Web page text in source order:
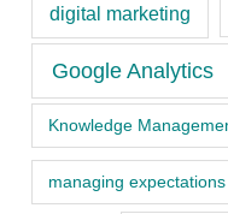
r
i
digital marketing
Google Analytics
Knowledge
managing expectations